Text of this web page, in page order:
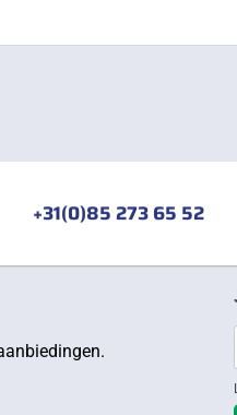
+31(0)85 273 65 52